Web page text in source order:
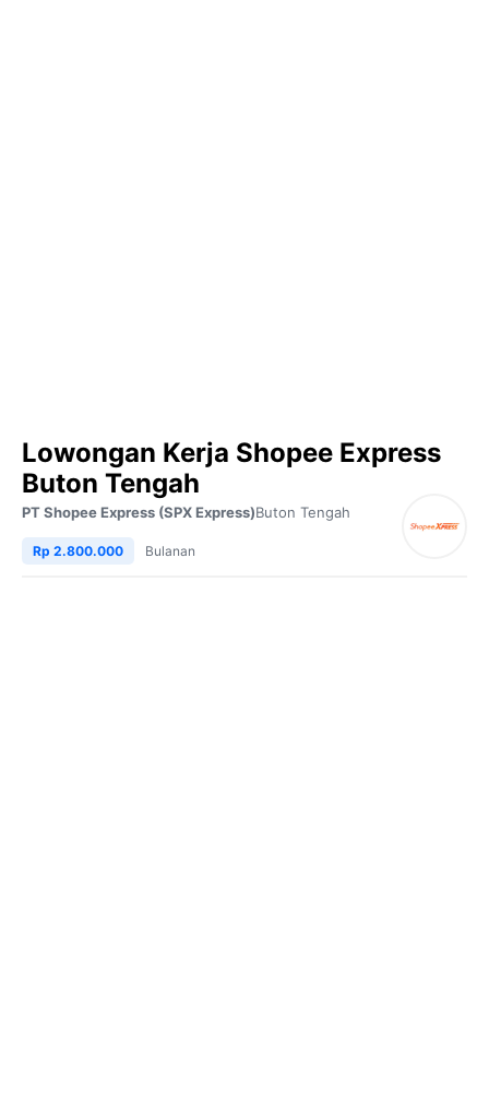
Lowongan Kerja Shopee Express
Buton Tengah
PT Shopee Express (SPX Express)Buton Tengah
Rp 2.800.000 Bulanan